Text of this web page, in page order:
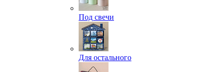
Под свечи
Для остального